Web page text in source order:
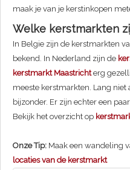
maak je van je kerstinkopen
Welke kerstmarkten
In Belgie zijn de kerstmarkten
bekend. In Nederland zijn de
kerstmarkt Maastrichterg
meeste kerstmarkten. Lang
bijzonder. Er zijn echter een
Bekijk het overzicht op
Onze Tip: Maak een wandeling
locaties van de kerstmarkt